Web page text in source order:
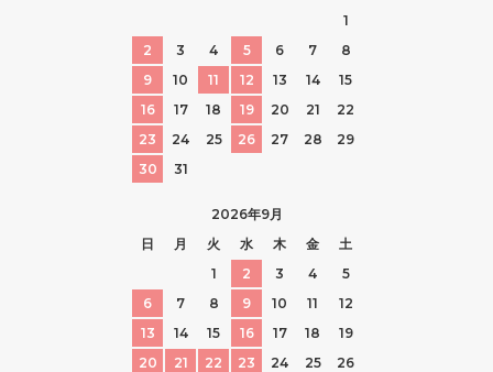
1
2
3 4 5 6 7
8
9
10 11 12 13 14
15
16
17 18 19 20 21
22
23
24 25 26 27 28
29
30
31
2026年9月
日
月 火 水 木 金
土
1
2 3 4
5
6
7 8 9 10 11
12
13
14 15 16 17 18
19
20
21 22 23 24 25
26